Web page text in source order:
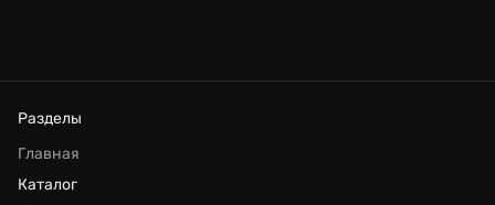
Разделы
Главная
Каталог